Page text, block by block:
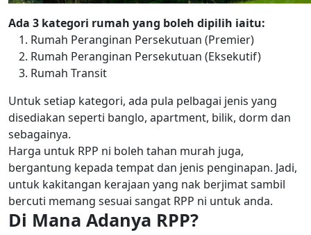
Ada 3 kategori rumah yang boleh dipilih iaitu:
Rumah Peranginan Persekutuan (Premier)
Rumah Peranginan Persekutuan (Eksekutif)
Rumah Transit
Untuk setiap kategori, ada pula pelbagai jenis yang
disediakan seperti banglo, apartment, bilik, dorm dan
sebagainya.
Harga untuk RPP ni boleh tahan murah juga,
bergantung kepada tempat dan jenis penginapan. Jadi,
untuk kakitangan kerajaan yang nak berjimat sambil
bercuti memang sesuai sangat RPP ni untuk anda.
Di Mana Adanya RPP?